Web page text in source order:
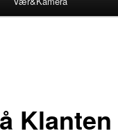
Klanten